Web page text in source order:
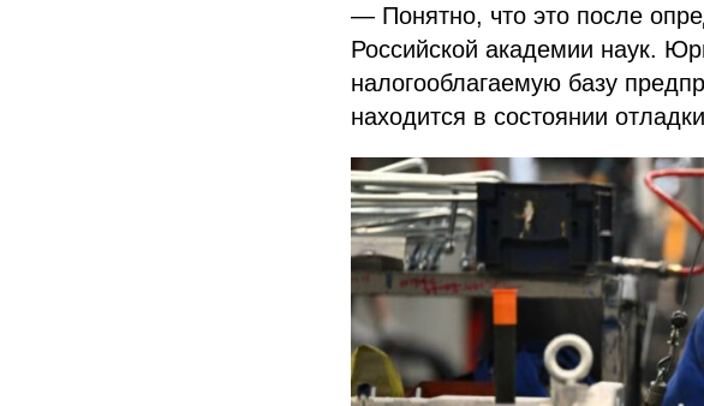
— Понятно, что это после
Российской академии наук.
налогооблагаемую базу
находится в состоянии